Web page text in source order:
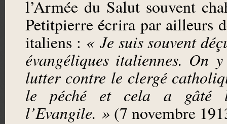
l’Armée du Salut souvent
Petitpierre écrira par ailleurs
italiens : « Je suis souvent
évangéliques italiennes. On
lutter contre le clergé
le péché et cela a gâté
l’Evangile. » (7 novembre